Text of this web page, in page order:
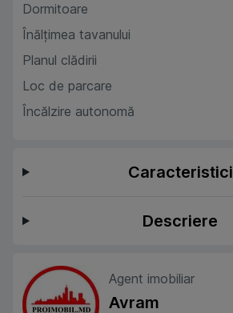
Dormitoare
Înălțimea tavanului
Planul clădirii
Loc de parcare
Încălzire autonomă
Caracteristici
Descriere
Agent imobiliar
Avram